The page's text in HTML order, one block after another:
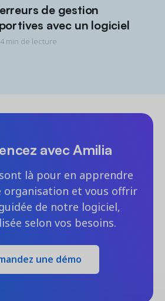
de gestion
avec un logiciel
4 min de lecture
avec Amilia
là pour en apprendre
organisation et vous offrir
de notre logiciel,
selon vos besoins.
une démo